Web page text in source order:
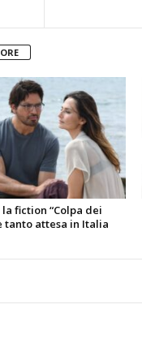
fiction “Colpa dei
tanto attesa in Italia